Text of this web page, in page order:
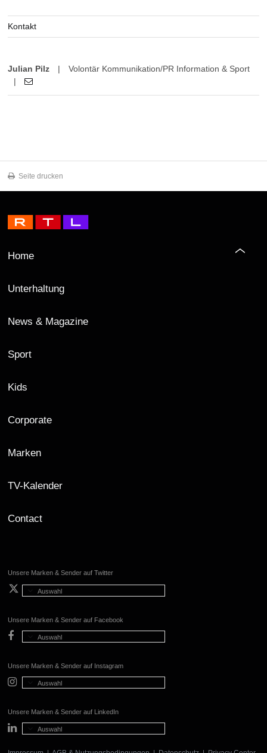
Kontakt
Julian Pilz |
Volontär Kommunikation/PR Information & Sport
|
Seite drucken
Home
Unterhaltung
News & Magazine
Sport
Kids
Corporate
Marken
TV-Kalender
Contact
Unsere Marken & Sender auf Twitter
Auswahl
Unsere Marken & Sender auf Facebook
Auswahl
Unsere Marken & Sender auf Instagram
Auswahl
Unsere Marken & Sender auf LinkedIn
Auswahl